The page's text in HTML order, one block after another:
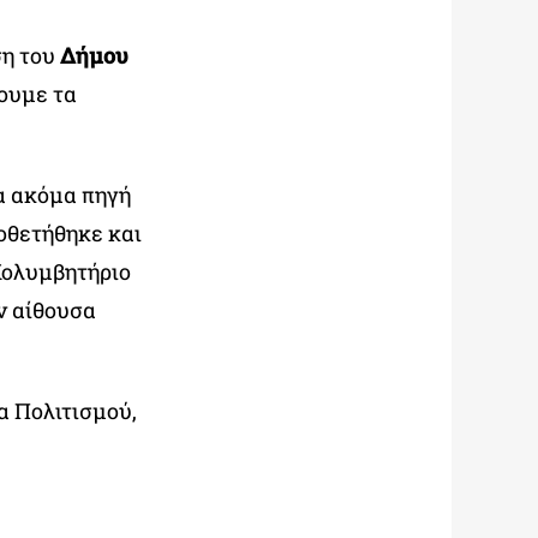
του Δήμου
τα
ακόμα πηγή
και
αίθουσα
Πολιτισμού,